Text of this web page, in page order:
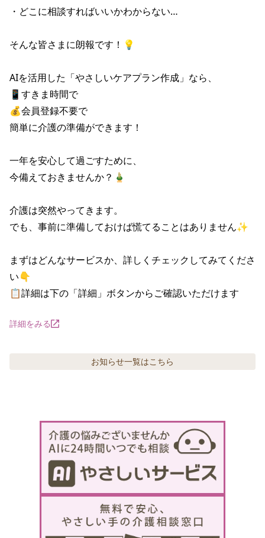
・どこに相談すればいいかわからない…
そんな皆さまに朗報です！💡
AIを活用した「やさしいケアプラン作成」なら、
📱すきま時間で
💰会員登録不要で
簡単に介護の準備ができます！
一年を安心して過ごすために、
今備えておきませんか？🎍
介護は突然やってきます。
でも、事前に準備しておけば慌てることはありません✨
まずはどんなサービスか、詳しくチェックしてみてくださ
い👇
📋詳細は下の「詳細」ボタンからご確認いただけます
詳細をみる
お知らせ一覧はこちら